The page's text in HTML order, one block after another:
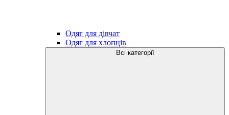
Одяг для дівчат
Одяг для хлопців
Всі категорії